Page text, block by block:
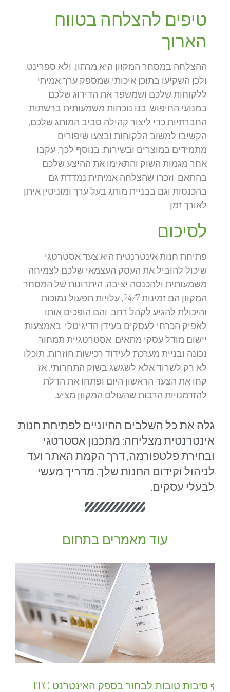
טיפים להצלחה בטווח
הארוך
ההצלחה במסחר המקוון היא מרתון, ולא ספרינט,
ולכן השקיעו בתוכן איכותי שמספק ערך אמיתי
ללקוחות שלכם ושמשפר את הדירוג שלכם
במנועי החיפוש, בנו נוכחות משמעותית ברשתות
החברתיות כדי ליצור קהילה סביב המותג שלכם,
הקשיבו למשוב הלקוחות ובצעו שיפורים
מתמידים במוצרים ובשירות. בנוסף לכך, עקבו
אחר מגמות השוק והתאימו את ההיצע שלכם
בהתאם, וזכרו שהצלחה אמיתית נמדדת גם
בהכנסות וגם בבניית מותג בעל ערך ומוניטין איתן
לאורך זמן.
לסיכום
פתיחת חנות אינטרנטית היא צעד אסטרטגי
שיכול להוביל את העסק העצמאי שלכם לצמיחה
משמעותית ולהכנסה יציבה. היתרונות של המסחר
המקוון הם זמינות 24/7, עלויות תפעול נמוכות
והיכולת להגיע לקהל רחב, והם הופכים אותו
לאפיק הכרחי לעסקים בעידן הדיגיטלי. באמצעות
יישום מודל עסקי מתאים, אסטרטגיית תמחור
נכונה ובניית מערכת לעידוד רכישות חוזרות, תוכלו
לא רק לשרוד אלא לשגשג בשוק התחרותי. אז,
קחו את הצעד הראשון היום ופתחו את הדלת
להזדמנויות הרבות שהעולם המקוון מציע.
גלה את כל השלבים החיוניים לפתיחת חנות
אינטרנטית מצליחה: מתכנון אסטרטגי
ובחירת פלטפורמה, דרך הקמת האתר ועד
לניהול וקידום החנות שלך. מדריך מעשי
לבעלי עסקים.
עוד מאמרים בתחום